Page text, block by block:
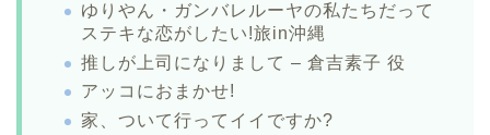
ゆりやん・ガンバレルーヤの私たちだって
ステキな恋がしたい!旅in沖縄
推しが上司になりまして – 倉吉素子 役
アッコにおまかせ!
家、ついて行ってイイですか?